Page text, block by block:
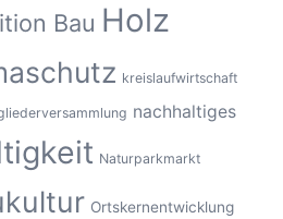
Bau Holz
kreislaufwirtschaft
nachhaltiges
Naturparkmarkt
Ortskernentwicklung